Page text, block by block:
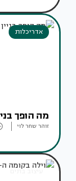
אדריכלות
מה הופך
זוהר שחר לוי
עיצוב בתים